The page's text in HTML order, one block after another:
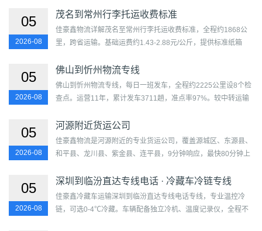
05
2026-08
茂名到常州行李托运收费标准
佳豪鑫物流详解茂名至常州行李托运收费标准，全程约1868公
里，跨省运输。基础运费约1.43-2.88元/公斤，提供标准纸箱
÷5000）...
05
2026-08
佛山到忻州物流专线
佛山到忻州物流专线，每日一班发车，全程约2225公里设8个检
查点。运营11年，累计发车3711趟，准点率97%。较中转运输
及忻...
05
2026-08
河源附近货运公司
佳豪鑫物流是河源附近的专业货运公司，覆盖源城区、东源县、
和平县、龙川县、紫金县、连平县，9分钟响应，最快80分钟上
全...
05
2026-08
深圳到临汾直达专线电话 · 冷藏车冷链专线
佳豪鑫冷藏车运输深圳到临汾直达专线电话专线，专业温控冷
链，可选0-4℃冷藏。车辆配备独立冷机、温度记录仪，全程不